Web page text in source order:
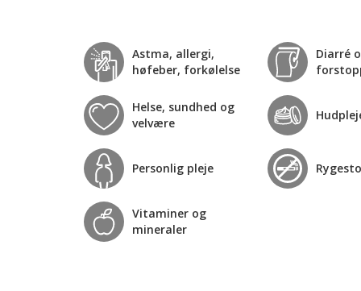
Astma, allergi,
høfeber, forkølelse
Diarré
Helse, sundhed og
velvære
Personlig pleje
Vitaminer og
mineraler